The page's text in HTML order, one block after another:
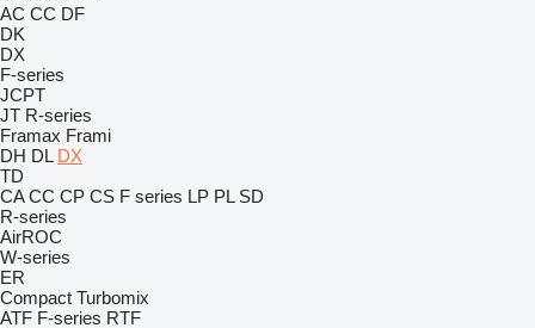
AC CC DF
DK
DX
F-series
JCPT
JT R-series
Framax Frami
DH DL DX
TD
CA CC CP CS F series LP PL SD
R-series
AirROC
W-series
ER
Compact Turbomix
ATF F-series RTF